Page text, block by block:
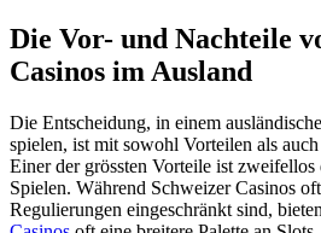
Die Vor- und Nachteile
Casinos im Ausland
Die Entscheidung, in einem
spielen, ist mit sowohl Vorteilen als
Einer der grössten Vorteile ist zweifellos
Spielen. Während Schweizer Casinos
Regulierungen eingeschränkt sind, bieten